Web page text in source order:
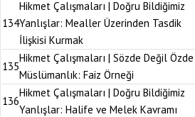
134
Hikmet Çalışmaları | Doğru Bildiğimiz
Yanlışlar: Mealler Üzerinden Tasdik
İlişkisi Kurmak
135
Hikmet Çalışmaları | Sözde Değil Özde
Müslümanlık: Faiz Örneği
136
Hikmet Çalışmaları | Doğru Bildiğimiz
Yanlışlar: Halife ve Melek Kavramı